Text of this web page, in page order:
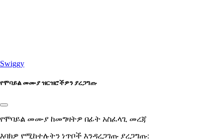
Swiggy
የሞባይል መሙያ ዝርዝሮችዎን ያረጋግጡ
የሞባይል መሙያ ከመግዛትዎ በፊት አስፈላጊ መረጃ
እባክዎ የሚከተሉትን ነጥቦች እንዳረጋገጡ ያረጋግጡ: